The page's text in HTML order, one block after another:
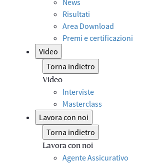
News
Risultati
Area Download
Premi e certificazioni
Video
Torna indietro
Video
Interviste
Masterclass
Lavora con noi
Torna indietro
Lavora con noi
Agente Assicurativo